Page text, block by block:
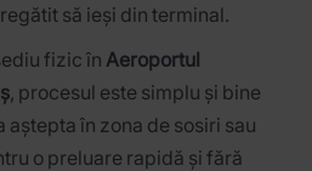
să ieși din terminal.
fizic în Aeroportul
, procesul este simplu și bine
aștepta în zona de sosiri sau
o preluare rapidă și fără